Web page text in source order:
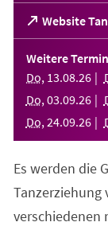
Website
(Öffnet
in
einem
neuen
Tab)
Weitere
Do, 13.08.26
Do, 03.09.26
Do, 24.09.26
Es werden die
verschiedenen